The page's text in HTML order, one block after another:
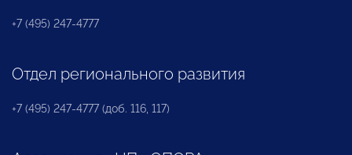
+7 (495) 247-4777
Отдел регионального развития
+7 (495) 247-4777 (доб. 116, 117)